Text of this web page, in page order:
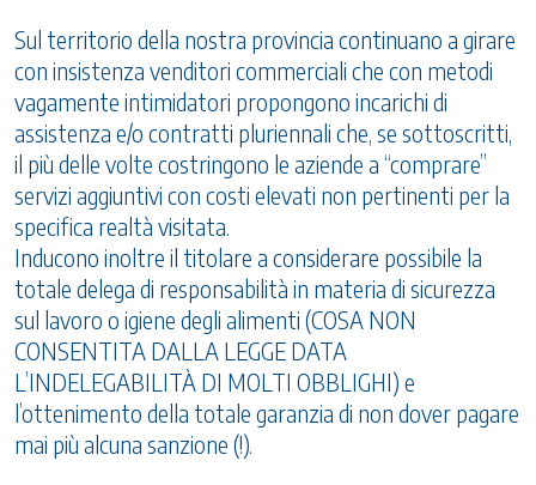
Sul territorio della nostra provincia continuano a girare
con insistenza venditori commerciali che con metodi
vagamente intimidatori propongono incarichi di
assistenza e/o contratti pluriennali che, se sottoscritti,
il più delle volte costringono le aziende a “comprare”
servizi aggiuntivi con costi elevati non pertinenti per la
specifica realtà visitata.
Inducono inoltre il titolare a considerare possibile la
totale delega di responsabilità in materia di sicurezza
sul lavoro o igiene degli alimenti (COSA NON
CONSENTITA DALLA LEGGE DATA
L’INDELEGABILITÀ DI MOLTI OBBLIGHI) e
l’ottenimento della totale garanzia di non dover pagare
mai più alcuna sanzione (!).